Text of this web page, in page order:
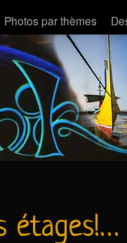
Photos par thèmes
étages!…